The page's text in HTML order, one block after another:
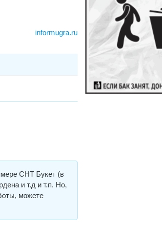
informugra.ru
СНТ Букет (в
и т.д и т.п. Но,
можете